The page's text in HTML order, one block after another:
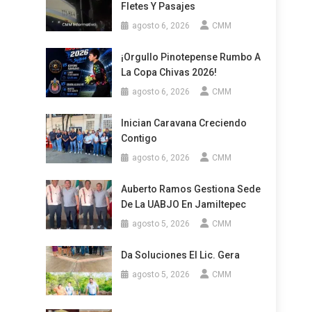
Fletes Y Pasajes
agosto 6, 2026 CMM
¡Orgullo Pinotepense Rumbo A
La Copa Chivas 2026!
agosto 6, 2026 CMM
Inician Caravana Creciendo
Contigo
agosto 6, 2026 CMM
Auberto Ramos Gestiona Sede
De La UABJO En Jamiltepec
agosto 5, 2026 CMM
Da Soluciones El Lic. Gera
agosto 5, 2026 CMM